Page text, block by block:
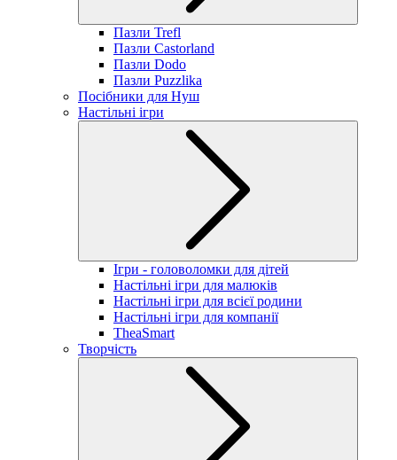
Пазли Trefl
Пазли Castorland
Пазли Dodo
Пазли Puzzlika
Посібники для Нуш
Настільні ігри
Ігри - головоломки для дітей
Настільні ігри для малюків
Настільні ігри для всієї родини
Настільні ігри для компанії
TheaSmart
Творчість